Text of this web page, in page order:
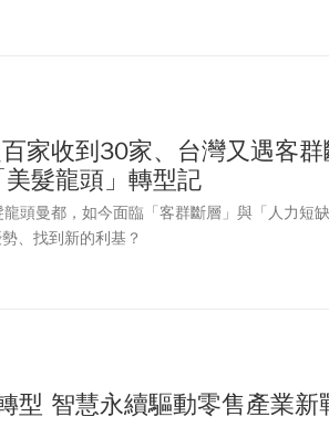
家收到30家、台灣又遇客
髮龍頭」轉型記
頭曼都，如今面臨「客群斷層」與「人力短
、找到新的利基？
型 智慧永續驅動零售產業新